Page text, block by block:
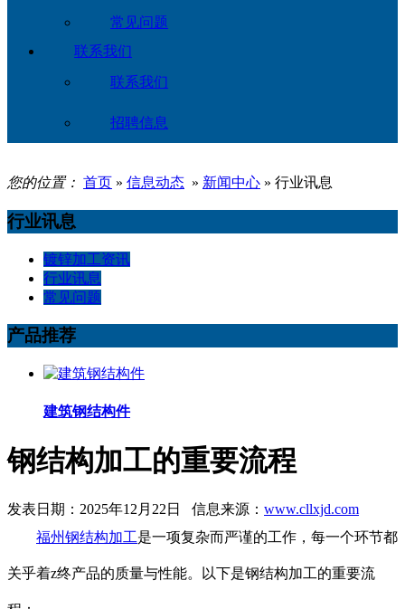
常见问题
联系我们
联系我们
招聘信息
您的位置： 首页 » 信息动态 » 新闻中心 » 行业讯息
行业讯息
镀锌加工资讯
行业讯息
常见问题
产品推荐
建筑钢结构件
钢结构加工的重要流程
发表日期：2025年12月22日 信息来源： www.cllxjd.com
福州钢结构加工是一项复杂而严谨的工作，每一个环节都
关乎着z终产品的质量与性能。以下是钢结构加工的重要流